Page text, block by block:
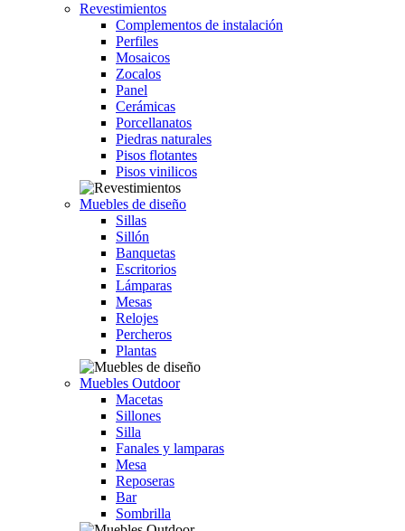
Revestimientos
Complementos de instalación
Perfiles
Mosaicos
Zocalos
Panel
Cerámicas
Porcellanatos
Piedras naturales
Pisos flotantes
Pisos vinilicos
Muebles de diseño
Sillas
Sillón
Banquetas
Escritorios
Lámparas
Mesas
Relojes
Percheros
Plantas
Muebles Outdoor
Macetas
Sillones
Silla
Fanales y lamparas
Mesa
Reposeras
Bar
Sombrilla